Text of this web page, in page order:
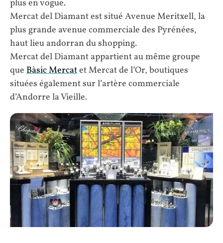
plus en vogue.
Mercat del Diamant est situé Avenue Meritxell, la
plus grande avenue commerciale des Pyrénées,
haut lieu andorran du shopping.
Mercat del Diamant appartient au même groupe
que Bàsic Mercatet Mercat de l’Or, boutiques
situées également sur l’artère commerciale
d’Andorre la Vieille.